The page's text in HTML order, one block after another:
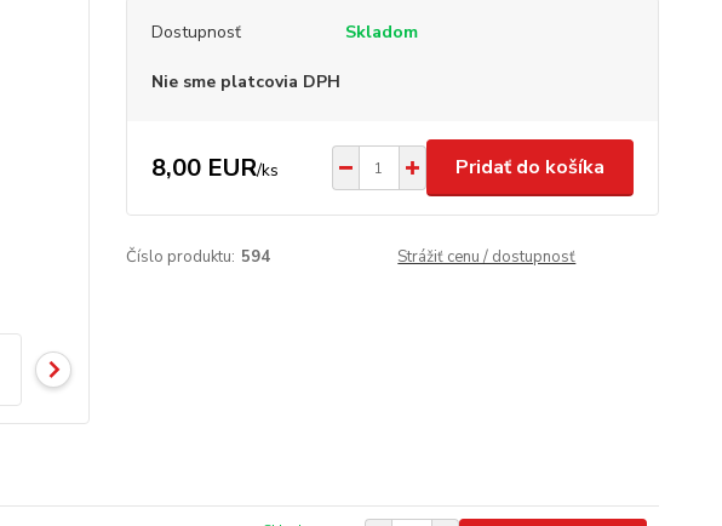
Dostupnosť Skladom
Nie sme platcovia DPH
8,00 EUR/ks Pridať do košíka
Číslo produktu: 594 Strážiť cenu / dostupnosť